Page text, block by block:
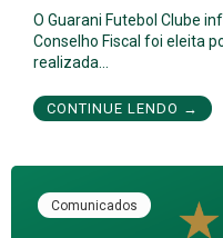
O Guarani Futebol Clube
Conselho Fiscal foi eleita
realizada…
CONTINUE LENDO →
Comunicados